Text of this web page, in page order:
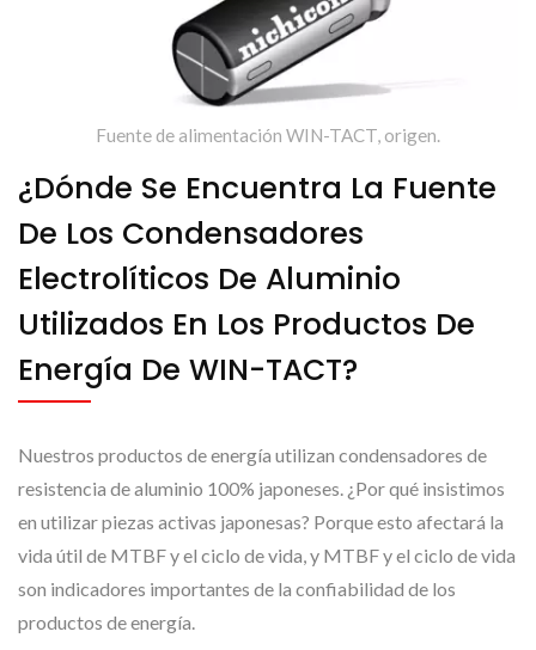
Fuente de alimentación WIN-TACT, origen.
¿Dónde Se Encuentra La Fuente
De Los Condensadores
Electrolíticos De Aluminio
Utilizados En Los Productos De
Energía De WIN-TACT?
Nuestros productos de energía utilizan condensadores de
resistencia de aluminio 100% japoneses. ¿Por qué insistimos
en utilizar piezas activas japonesas? Porque esto afectará la
vida útil de MTBF y el ciclo de vida, y MTBF y el ciclo de vida
son indicadores importantes de la confiabilidad de los
productos de energía.